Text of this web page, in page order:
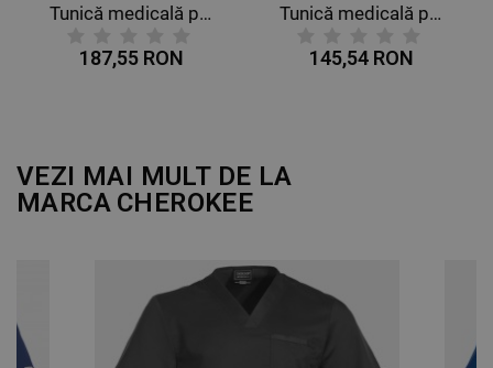
Tunică medicală pentru femei CHEROKEE WRAP TURQUOISE CKE2625A
187,55 RON
Tunică medicală pentru femei CHEROKEE WRAP TURQUOISE WWE4728
145,54 RON
VEZI MAI MULT DE LA
MARCA CHEROKEE